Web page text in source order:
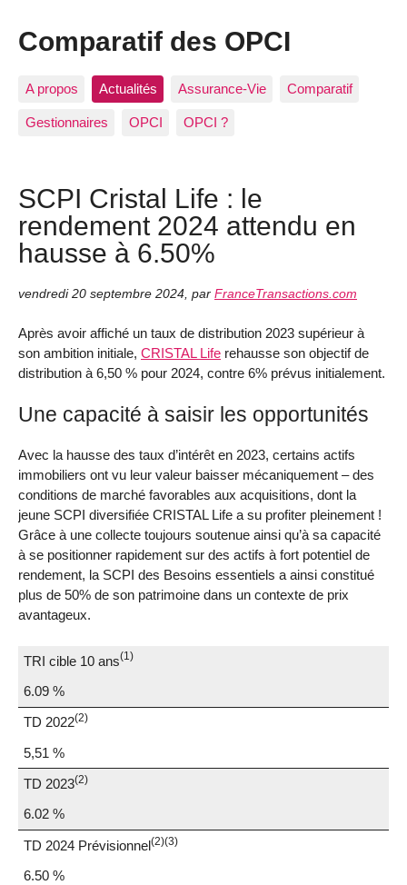
Comparatif des OPCI
A propos Actualités Assurance-Vie Comparatif
Gestionnaires OPCI OPCI ?
SCPI Cristal Life : le
rendement 2024 attendu en
hausse à 6.50%
vendredi 20 septembre 2024 par FranceTransactions.com
Après avoir affiché un taux de distribution 2023 supérieur à
son ambition initiale, CRISTAL Life rehausse son objectif de
distribution à 6,50 % pour 2024, contre 6% prévus initialement.
Une capacité à saisir les opportunités
Avec la hausse des taux d’intérêt en 2023, certains actifs
immobiliers ont vu leur valeur baisser mécaniquement – des
conditions de marché favorables aux acquisitions, dont la
jeune SCPI diversifiée CRISTAL Life a su profiter pleinement !
Grâce à une collecte toujours soutenue ainsi qu’à sa capacité
à se positionner rapidement sur des actifs à fort potentiel de
rendement, la SCPI des Besoins essentiels a ainsi constitué
plus de 50% de son patrimoine dans un contexte de prix
avantageux.
TRI cible 10 ans(1)
6.09 %
TD 2022(2)
5,51 %
TD 2023(2)
6.02 %
TD 2024 Prévisionnel(2)(3)
6.50 %